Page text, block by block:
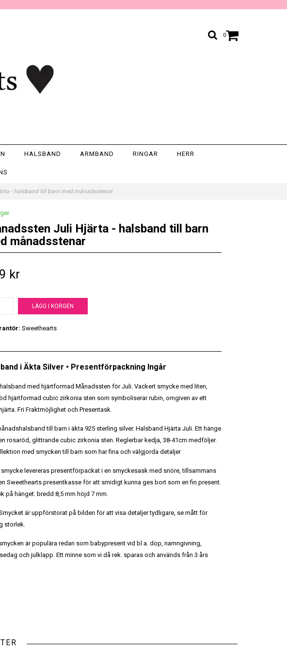
0
HALSBAND ARMBAND RINGAR HERR
- halsband till barn med månadsstenar
Juli Hjärta - halsband till barn
månadsstenar
kr
LÄGG I KORGEN
Sweethearts
i Äkta Silver • Presentförpackning Ingår
med hjärtformad Månadssten för Juli. Vackert smycke med liten,
hjärtformad cubic zirkonia sten som symboliserar rubin, omgiven av ett
Fri Fraktmöjlighet och Presentask.
till barn i äkta 925 sterling silver. Halsband Hjärta Juli. Ett hänge
rosaröd, glittrande cubic zirkonia sten. Reglerbar kedja, 38-41cm medföljer.
med smycken till barn som har fina och välgjorda detaljer
levereras presentförpackat i en smyckesask med snöre, tillsammans
Sweethearts presentkasse för att smidigt kunna ges bort som en fin present.
på hänget: bredd 8,5 mm höjd 7 mm.
är uppförstorat på bilden för att visa detaljer tydligare, se mått för
storlek.
är populära redan som babypresent vid bl.a. dop, namngivning,
och julklapp. Ett minne som vi då rek. sparas och används från 3 års